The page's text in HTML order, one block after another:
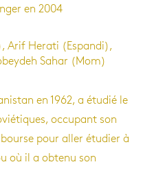
en 2004
Arif Herati (Espandi),
Sahar (Mom)
en 1962, a étu­dié le
occu­pant son
pour aller étu­dier à
où il a obtenu son